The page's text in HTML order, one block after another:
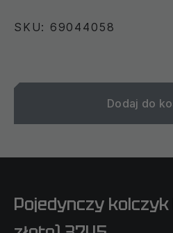
SKU: 69044058
Dodaj do
Pojedynczy kolczyk